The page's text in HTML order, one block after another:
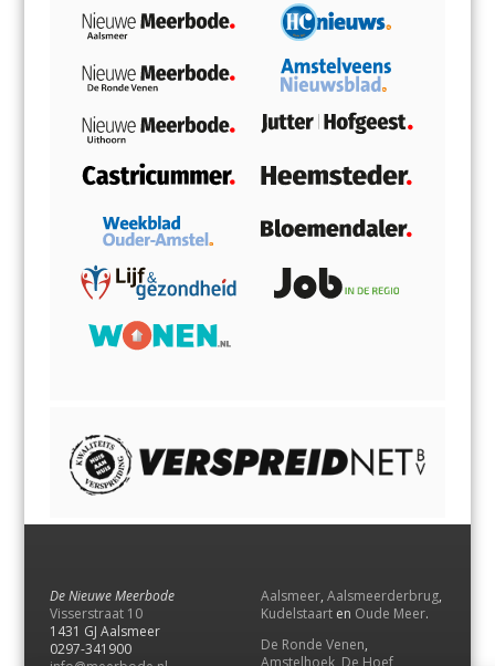
De Nieuwe Meerbode
Visserstraat 10
1431 GJ Aalsmeer
0297-341900
Aalsmeer, Aalsmeerderbrug,
Kudelstaart en Oude Meer.
De Ronde Venen,